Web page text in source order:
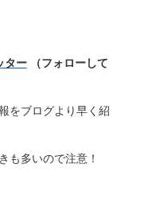
ター
（フォローして
をブログより早く紹
も多いので注意！